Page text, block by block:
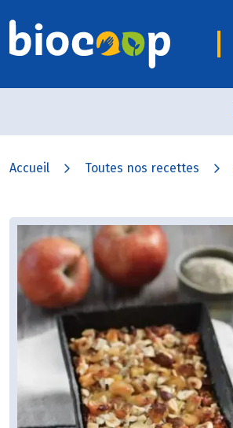
Accueil Toutes nos recettes